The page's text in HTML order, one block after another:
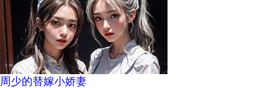
周少的替嫁小娇妻